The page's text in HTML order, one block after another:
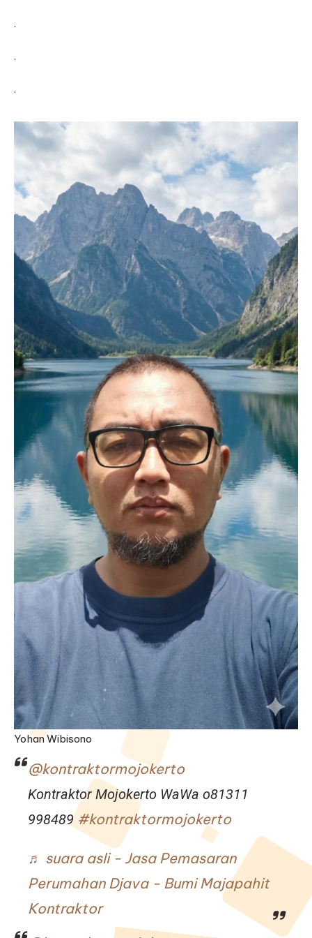
.
.
.
Yohan Wibisono
@kontraktormojokerto
Kontraktor Mojokerto WaWa o81311
998489 #kontraktormojokerto
♬ suara asli - Jasa Pemasaran
Perumahan Djava - Bumi Majapahit
Kontraktor